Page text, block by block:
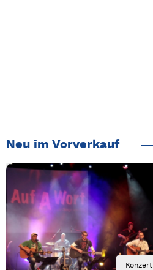
Neu im Vorverkauf
Konzert